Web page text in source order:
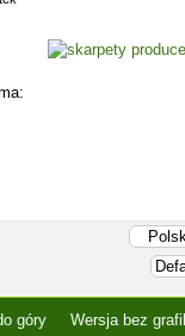
góry Wersja bez